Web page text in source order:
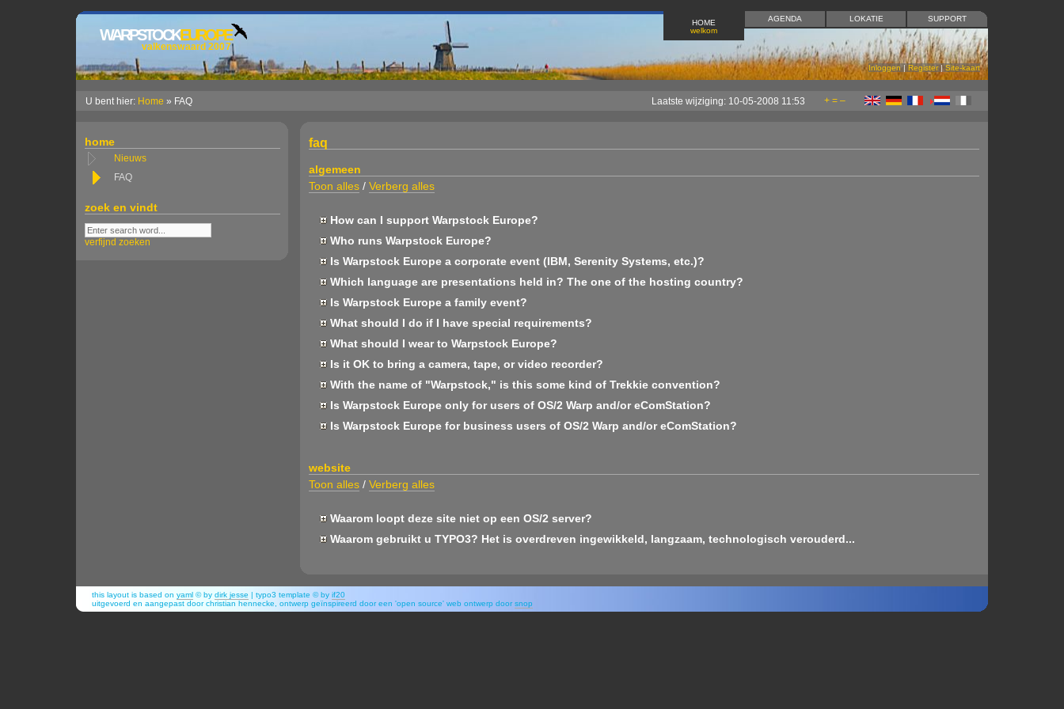
Inloggen|Register|Site-kaart
WARPSTOCKEUROPE
valkenswaard 2007
SUPPORT
LOKATIE
AGENDA
HOME
welkom
U bent hier: Home » FAQ + = –
Laatste wijziging: 10-05-2008 11:53
home
Nieuws
FAQ
zoek en vindt
verfijnd zoeken
faq
algemeen
Toon alles/ Verberg alles
How can I support Warpstock Europe?
Who runs Warpstock Europe?
Is Warpstock Europe a corporate event (IBM, Serenity Systems, etc.)?
Which language are presentations held in? The one of the hosting country?
Is Warpstock Europe a family event?
What should I do if I have special requirements?
What should I wear to Warpstock Europe?
Is it OK to bring a camera, tape, or video recorder?
With the name of "Warpstock," is this some kind of Trekkie convention?
Is Warpstock Europe only for users of OS/2 Warp and/or eComStation?
Is Warpstock Europe for business users of OS/2 Warp and/or eComStation?
website
Toon alles/ Verberg alles
Waarom loopt deze site niet op een OS/2 server?
Waarom gebruikt u TYPO3? Het is overdreven ingewikkeld, langzaam, technologisch verouderd...
this layout is based onyaml © bydirk jesse | typo3 template © byif20
uitgevoerd en aangepast door christian hennecke, ontwerp geïnspireerd door een 'open source' web ontwerp doorsnop